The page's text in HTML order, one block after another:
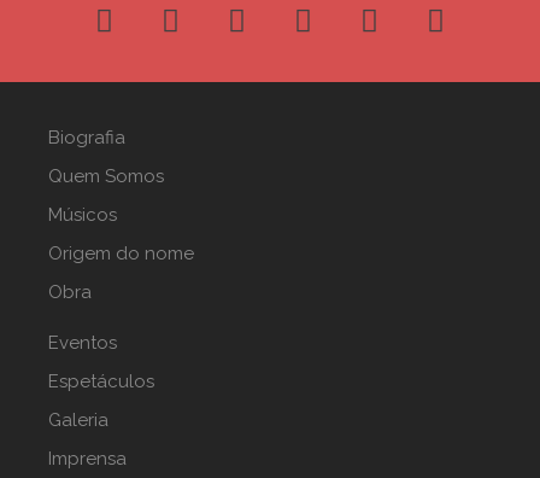
Biografia
Quem Somos
Músicos
Origem do nome
Obra
Eventos
Espetáculos
Galeria
Imprensa